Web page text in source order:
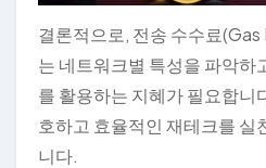
결론적으로, 전송 수수료
는 네트워크별 특성을 파악하
를 활용하는 지혜가 필요합니
호하고 효율적인 재테크를 실
니다.